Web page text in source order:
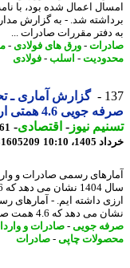
اعمال شده بود، با نامه
شد. - به گزارش مدار
مقررات صادرات ...
- ورق های فولادی-
-اسلب-فولادی
گزارش آماری ـ
4.6 همتی ارزی صنعت چاپ
نیوز-اقتصادی-
10:10
81605209
رسمی صادرات و
سال
که 4.6 همت صرفه جویی ارزی داشته ایم.
جویی-صادرات و واردات -
چاپی-صادرات